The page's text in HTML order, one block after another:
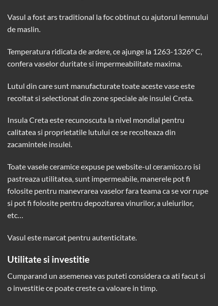
Vasul a fost ars traditional la foc obtinut cu ajutorul lemnului
de maslin.
Temperatura ridicata de ardere, ce ajunge la 1263-1326° C,
confera vaselor duritate si impermeabilitate maxima.
Lutul din care sunt manufacturate toate aceste vase este
recoltat si selectionat din zone speciale ale insulei Creta.
Insula Creta este recunoscuta la nivel mondial pentru
calitatea si proprietatile lutului ce se recolteaza din
zacamintele insulei.
Toate vasele ceramice expuse pe website-ul ceramico.ro isi
pastreaza utilitatea, sunt impermeabile, manerele pot fi
folosite pentru manevrarea vaselor fara teama ca se vor rupe
si pot fi folosite pentru depozitarea vinurilor, a uleiurilor,
etc…
Vasul este marcat pentru autenticitate.
Utilitate si investitie
Cumparand un asemenea vas puteti considera ca ati facut si
o investitie ce poate creste ca valoare in timp.